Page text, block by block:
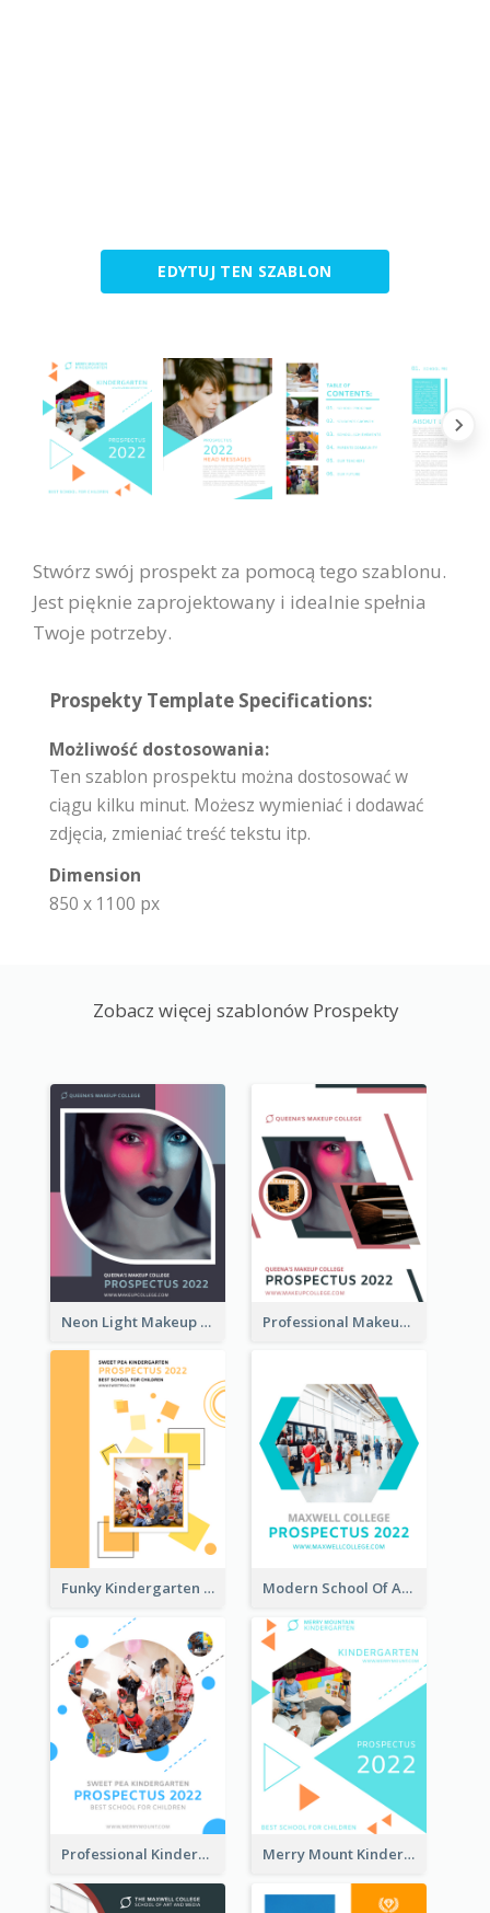
EDYTUJ TEN SZABLON
Stwórz swój prospekt za pomocą tego szablonu.
Jest pięknie zaprojektowany i idealnie spełnia
Twoje potrzeby.
Prospekty Template Specifications:
Możliwość dostosowania:
Ten szablon prospektu można dostosować w
ciągu kilku minut. Możesz wymieniać i dodawać
zdjęcia, zmieniać treść tekstu itp.
Dimension
850 x 1100 px
Zobacz więcej szablonów Prospekty
Neon Light Makeup School Prospectus Professional Makeup School Prospectus
Funky Kindergarten Prospectus Modern School Of Art Prospectus
Professional Kindergarten Prospectus Merry Mount Kindergarten Prospectus